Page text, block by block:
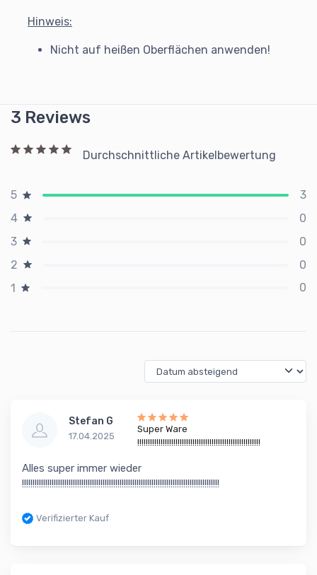
Hinweis:
Nicht auf heißen Oberflächen anwenden!
3 Reviews
Durchschnittliche Artikelbewertung
5
3
4
0
3
0
2
0
1
0
Stefan G
17.04.2025
Super Ware
!!!!!!!!!!!!!!!!!!!!!!!!!!!!!!!!!!!!!!!!!!!!!!!!!!!!!!!!!!
Alles super immer wieder
!!!!!!!!!!!!!!!!!!!!!!!!!!!!!!!!!!!!!!!!!!!!!!!!!!!!!!!!!!!!!!!!!!!!!!!!!!!!!!!!!!!!!!!!!!!!!
Verifizierter Kauf